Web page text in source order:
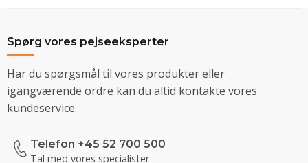
Spørg vores pejseeksperter
Har du spørgsmål til vores produkter eller
igangværende ordre kan du altid kontakte vores
kundeservice.
Telefon +45 52 700 500
Tal med vores specialister